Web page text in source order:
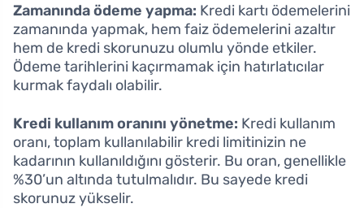
Zamanında ödeme yapma: Kredi kartı ödemelerini
zamanında yapmak, hem faiz ödemelerini azaltır
hem de kredi skorunuzu olumlu yönde etkiler.
Ödeme tarihlerini kaçırmamak için hatırlatıcılar
kurmak faydalı olabilir.
Kredi kullanım oranını yönetme: Kredi kullanım
oranı, toplam kullanılabilir kredi limitinizin ne
kadarının kullanıldığını gösterir. Bu oran, genellikle
%30’un altında tutulmalıdır. Bu sayede kredi
skorunuz yükselir.